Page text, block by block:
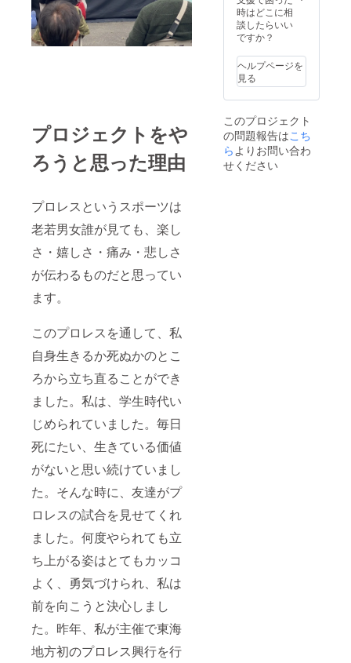
プロジェクトをや
ろうと思った理由
プロレスというスポーツは
老若男女誰が見ても、楽し
さ・嬉しさ・痛み・悲しさ
が伝わるものだと思ってい
ます。
このプロレスを通して、私
自身生きるか死ぬかのとこ
ろから立ち直ることができ
ました。私は、学生時代い
じめられていました。毎日
死にたい、生きている価値
がないと思い続けていまし
た。そんな時に、友達がプ
ロレスの試合を見せてくれ
ました。何度やられても立
ち上がる姿はとてもカッコ
よく、勇気づけられ、私は
前を向こうと決心しまし
た。昨年、私が主催で東海
地方初のプロレス興行を行
ださ
い。
時はどこに相
談したらいい
ですか？
ヘルプページを
見る
このプロジェクト
の問題報告はこち
ら よりお問い合わ
せください